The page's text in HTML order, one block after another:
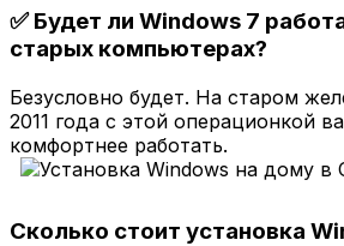
✅ Будет ли Windows 7
старых компьютерах?
Безусловно будет. На старом
2011 года с этой операционкой
комфортнее работать.
Сколько стоит установка